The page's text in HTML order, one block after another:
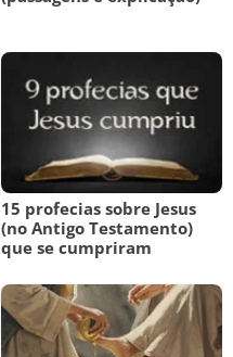
15 profecias sobre Jesus
(no Antigo Testamento)
que se cumpriram